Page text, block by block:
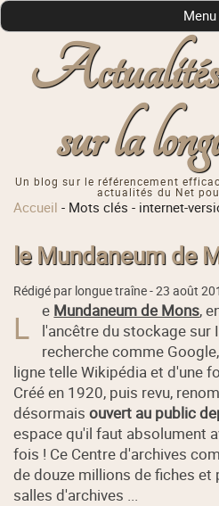
sur la
Un blog sur le référencement
actualités du Net
Menu
Accueil - Mots clés - internet-
le Mundaneum de
Rédigé par longue traîne -23 août
L e Mundaneum de Mons,
l'ancêtre du stockage sur
recherche comme
ligne telle Wikipédia et d'une
Créé en 1920, puis revu,
désormaisouvert au public
espace qu'il faut absolument
fois ! Ce Centre d'archives
de douze millions de fiches
salles d'archives ...